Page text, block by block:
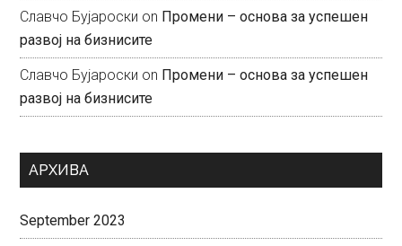
Славчо Бујароски on Промени – основа за успешен
развој на бизнисите
Славчо Бујароски on Промени – основа за успешен
развој на бизнисите
АРХИВА
September 2023